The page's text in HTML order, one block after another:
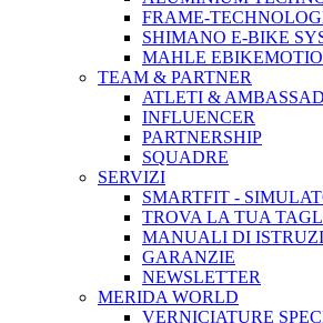
FRAME-
SHIMANO E-BIKE
MAHLE
TEAM & PARTNER
ATLETI &
INFLUENCER
PARTNERSHIP
SQUADRE
SERVIZI
SMARTFIT -
TROVA LA TUA
MANUALI DI
GARANZIE
NEWSLETTER
MERIDA WORLD
VERNICIATURE